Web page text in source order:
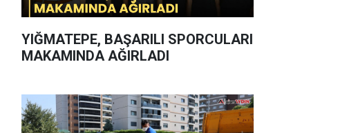
YIĞMATEPE, BAŞARILI SPORCULARI
MAKAMINDA AĞIRLADI